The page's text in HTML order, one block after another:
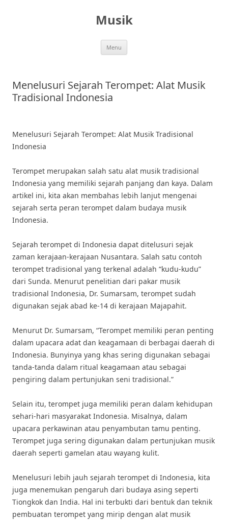
Musik
Menu
Menelusuri Sejarah Terompet: Alat Musik
Tradisional Indonesia
Menelusuri Sejarah Terompet: Alat Musik Tradisional
Indonesia
Terompet merupakan salah satu alat musik tradisional
Indonesia yang memiliki sejarah panjang dan kaya. Dalam
artikel ini, kita akan membahas lebih lanjut mengenai
sejarah serta peran terompet dalam budaya musik
Indonesia.
Sejarah terompet di Indonesia dapat ditelusuri sejak
zaman kerajaan-kerajaan Nusantara. Salah satu contoh
terompet tradisional yang terkenal adalah “kudu-kudu”
dari Sunda. Menurut penelitian dari pakar musik
tradisional Indonesia, Dr. Sumarsam, terompet sudah
digunakan sejak abad ke-14 di kerajaan Majapahit.
Menurut Dr. Sumarsam, “Terompet memiliki peran penting
dalam upacara adat dan keagamaan di berbagai daerah di
Indonesia. Bunyinya yang khas sering digunakan sebagai
tanda-tanda dalam ritual keagamaan atau sebagai
pengiring dalam pertunjukan seni tradisional.”
Selain itu, terompet juga memiliki peran dalam kehidupan
sehari-hari masyarakat Indonesia. Misalnya, dalam
upacara perkawinan atau penyambutan tamu penting.
Terompet juga sering digunakan dalam pertunjukan musik
daerah seperti gamelan atau wayang kulit.
Menelusuri lebih jauh sejarah terompet di Indonesia, kita
juga menemukan pengaruh dari budaya asing seperti
Tiongkok dan India. Hal ini terbukti dari bentuk dan teknik
pembuatan terompet yang mirip dengan alat musik